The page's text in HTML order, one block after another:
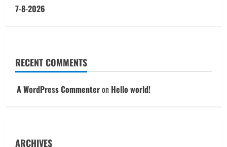
7-8-2026
RECENT COMMENTS
A WordPress Commenteron Hello world!
ARCHIVES